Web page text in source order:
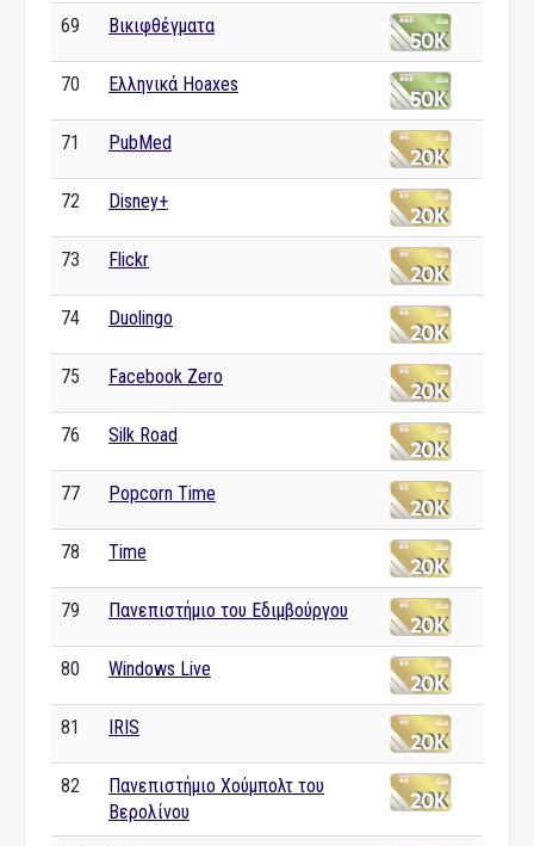
69 Βικιφθέγματα
70 Ελληνικά Hoaxes
71 PubMed
72 Disney+
73 Flickr
74 Duolingo
75 Facebook Zero
76 Silk Road
77 Popcorn Time
78 Time
79 Πανεπιστήμιο του Εδιμβούργου
80 Windows Live
81 IRIS
82
Πανεπιστήμιο Χούμπολτ του
Βερολίνου